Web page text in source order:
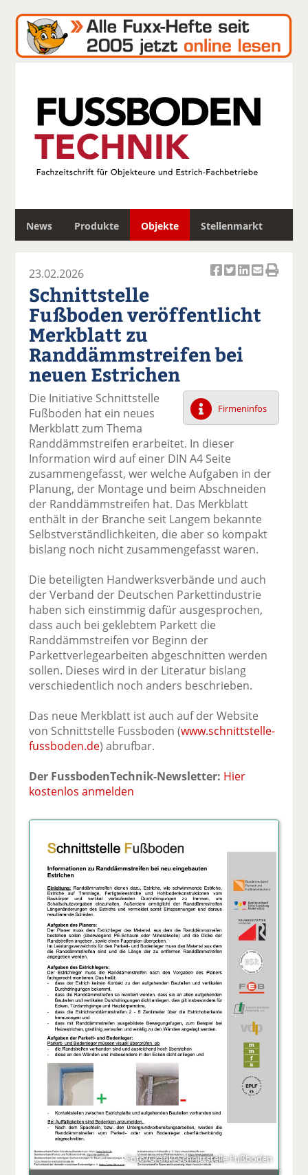
News Produkte Objekte Stellenmarkt
c
k
a
uf
ac
e
b
o
o
k
te
il
e
n
k
wi
er
n
k
a
uf
n
k
e
te
il
e
n
k
m
ai
l
se
n
d
e
n
e
n
23.02.2026
Schnittstelle
Fußboden veröffentlicht
Merkblatt zu
Randdämmstreifen bei
neuen Estrichen
Firmeninfos
Die Initiative Schnittstelle
Fußboden hat ein neues
Merkblatt zum Thema
Randdämmstreifen erarbeitet. In dieser
Information wird auf einer DIN A4 Seite
zusammengefasst, wer welche Aufgaben in der
Planung, der Montage und beim Abschneiden
der Randdämmstreifen hat. Das Merkblatt
enthält in der Branche seit Langem bekannte
Selbstverständlichkeiten, die aber so kompakt
bislang noch nicht zusammengefasst waren.
Die beteiligten Handwerksverbände und auch
der Verband der Deutschen Parkettindustrie
haben sich einstimmig dafür ausgesprochen,
dass auch bei geklebtem Parkett die
Randdämmstreifen vor Beginn der
Parkettverlegearbeiten abgeschnitten werden
sollen. Dieses wird in der Literatur bislang
verschiedentlich noch anders beschrieben.
Das neue Merkblatt ist auch auf der Website
von Schnittstelle Fussboden (www.schnittstelle-
fussboden.de) abrufbar.
Der FussbodenTechnik-Newsletter: Hier
kostenlos anmelden
Foto/Grafik: Schnittstelle Fußboden